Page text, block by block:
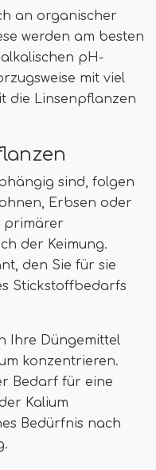
an organischer
werden am besten
pH-
mit viel
die Linsenpflanzen
sind, folgen
Erbsen oder
primärer
der Keimung.
den Sie für sie
Stickstoffbedarfs
Ihre Düngemittel
konzentrieren.
Bedarf für eine
Kalium
Bedürfnis nach